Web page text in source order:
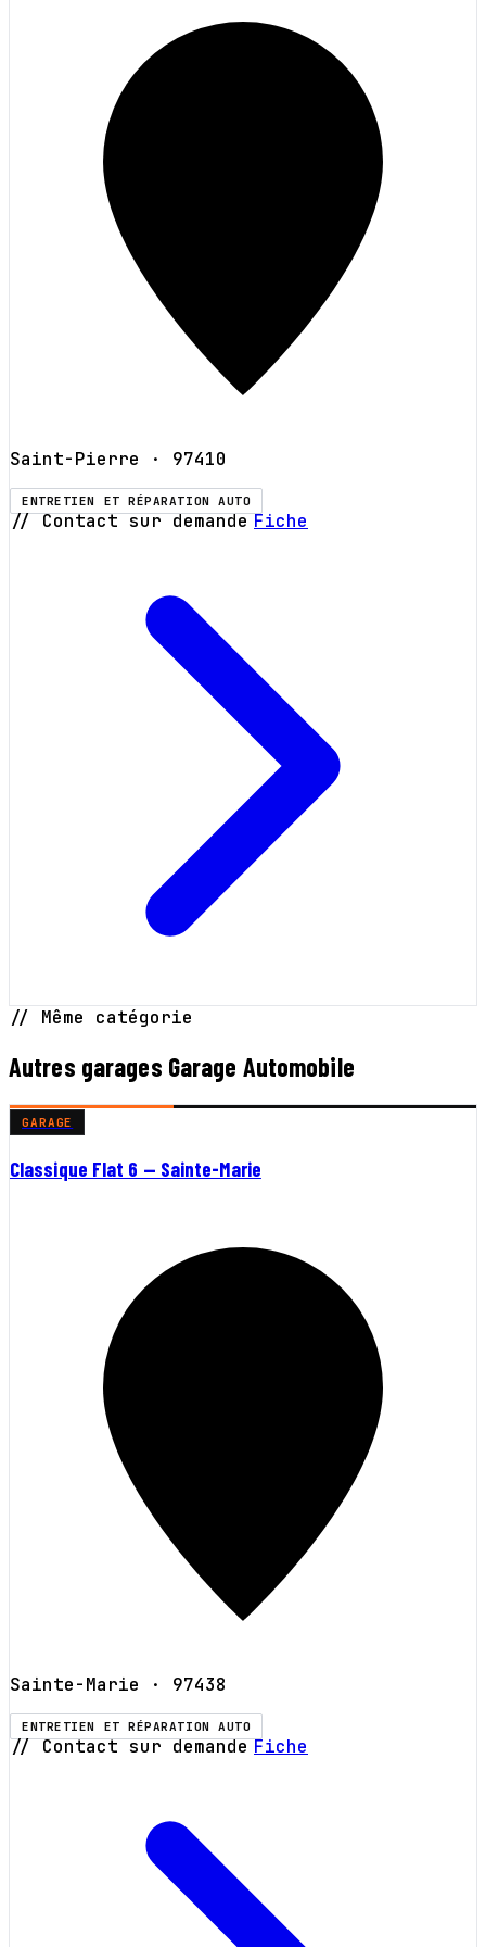
Saint-Pierre · 97410
ENTRETIEN ET RÉPARATION AUTO
// Contact sur demande Fiche
// Même catégorie
Autres garages Garage Automobile
GARAGE
Classique Flat 6 — Sainte-Marie
Sainte-Marie · 97438
ENTRETIEN ET RÉPARATION AUTO
// Contact sur demande Fiche